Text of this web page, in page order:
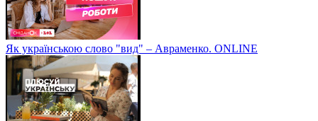
Як українською слово "вид" – Авраменко. ONLINE